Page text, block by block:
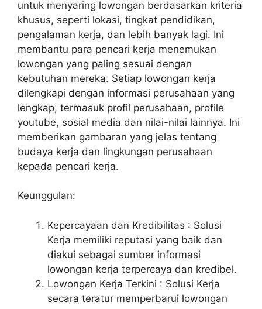
untuk menyaring lowongan berdasarkan kriteria
khusus, seperti lokasi, tingkat pendidikan,
pengalaman kerja, dan lebih banyak lagi. Ini
membantu para pencari kerja menemukan
lowongan yang paling sesuai dengan
kebutuhan mereka. Setiap lowongan kerja
dilengkapi dengan informasi perusahaan yang
lengkap, termasuk profil perusahaan, profile
youtube, sosial media dan nilai-nilai lainnya. Ini
memberikan gambaran yang jelas tentang
budaya kerja dan lingkungan perusahaan
kepada pencari kerja.
Keunggulan:
Kepercayaan dan Kredibilitas : Solusi
Kerja memiliki reputasi yang baik dan
diakui sebagai sumber informasi
lowongan kerja terpercaya dan kredibel.
Lowongan Kerja Terkini : Solusi Kerja
secara teratur memperbarui lowongan